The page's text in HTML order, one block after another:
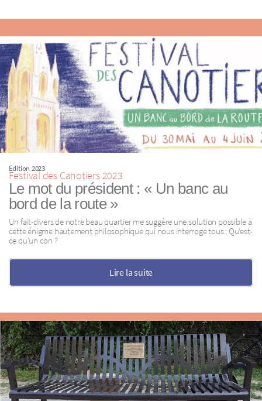
Edition 2023
Festival des Canotiers 2023
Le mot du président : « Un banc au
bord de la route »
Un fait-divers de notre beau quartier me suggère une solution possible à
cette énigme hautement philosophique qui nous interroge tous : Qu’est-
ce qu’un con ?
Lire la suite